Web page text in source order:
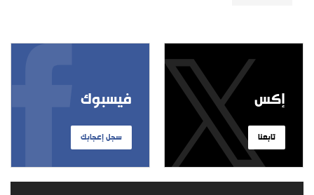
فيسبوك
سجل إعجابك
إكس
تابعنا